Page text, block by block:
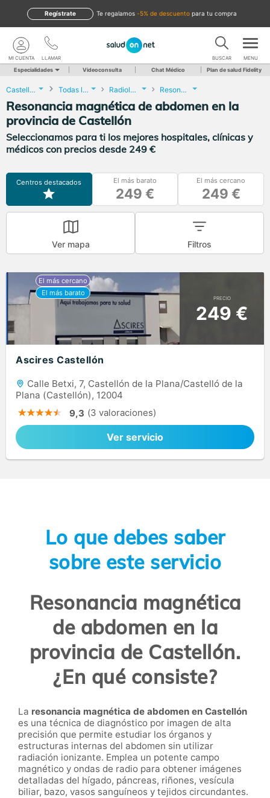
te regalamos -5% de descuento para tu compra
Regístrate
LLAMAR
MI CUENTA BUSCAR MENU
Especialidades Videoconsulta Chat Médico Plan de salud Fidelity
Castellón Todas las localidades Radiología Resonancia magnética de abdomen
Resonancia magnética de abdomen en la
provincia de Castellón
Seleccionamos para ti los mejores hospitales, clínicas y
médicos con precios desde 249 €
Centros destacados El más barato
249 €
El más cercano
249 €
Ver mapa Filtros
PRECIO
249 €
Ascires Castellón
Calle Betxi, 7, Castellón de la Plana/Castelló de la
Plana (Castellón), 12004
9,3 (3 valoraciones)
Ver servicio
Lo que debes saber
sobre este servicio
Resonancia magnética
de abdomen en la
provincia de Castellón.
¿En qué consiste?
La resonancia magnética de abdomen en Castellón
es una técnica de diagnóstico por imagen de alta
precisión que permite estudiar los órganos y
estructuras internas del abdomen sin utilizar
radiación ionizante. Emplea un potente campo
magnético y ondas de radio para obtener imágenes
detalladas del hígado, páncreas, riñones, vesícula
biliar, bazo, vasos sanguíneos y tejidos circundantes.